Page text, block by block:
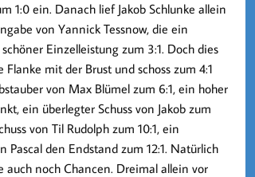
1:0 ein. Danach lief Jakob Schlunke allein
von Yannick Tessnow, die ein
Einzelleistung zum 3:1. Doch dies
mit der Brust und schoss zum 4:1
von Max Blümel zum 6:1, ein hoher
ein überlegter Schuss von Jakob zum
von Til Rudolph zum 10:1, ein
den Endstand zum 12:1. Natürlich
noch Chancen. Dreimal allein vor